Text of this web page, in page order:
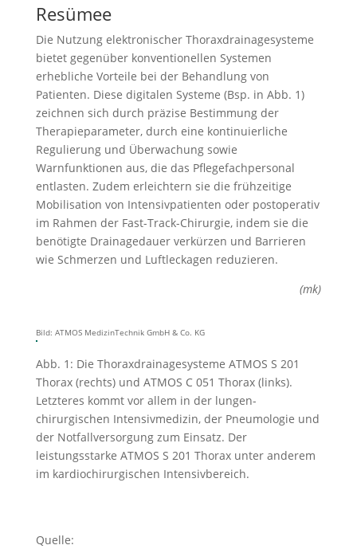
Resümee
Die Nutzung elektronischer Thoraxdrainagesysteme
bietet gegenüber konventionellen Systemen
erhebliche Vorteile bei der Behandlung von
Patienten. Diese digitalen Systeme (Bsp. in Abb. 1)
zeichnen sich durch präzise Bestimmung der
Therapieparameter, durch eine kontinuierliche
Regulierung und Überwachung sowie
Warnfunktionen aus, die das Pflegefachpersonal
entlasten. Zudem erleichtern sie die frühzeitige
Mobilisation von Intensivpatienten oder postoperativ
im Rahmen der Fast-Track-Chirurgie, indem sie die
benötigte Drainagedauer verkürzen und Barrieren
wie Schmerzen und Luftleckagen reduzieren.
(mk)
Bild: ATMOS MedizinTechnik GmbH & Co. KG
Abb. 1: Die Thoraxdrainagesysteme ATMOS S 201
Thorax (rechts) und ATMOS C 051 Thorax (links).
Letzteres kommt vor allem in der lungen­
chirurgischen Intensivmedizin, der Pneumologie und
der Notfallversorgung zum Einsatz. Der
leistungsstarke ATMOS S 201 Thorax unter anderem
im kardiochirurgischen Intensivbereich.
Quelle: